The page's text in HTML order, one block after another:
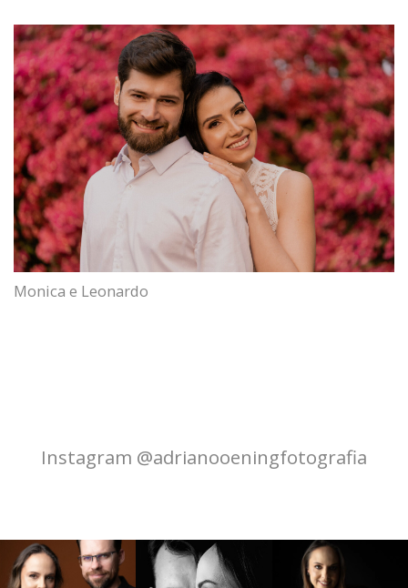
Monica e Leonardo
Instagram @adrianooeningfotografia